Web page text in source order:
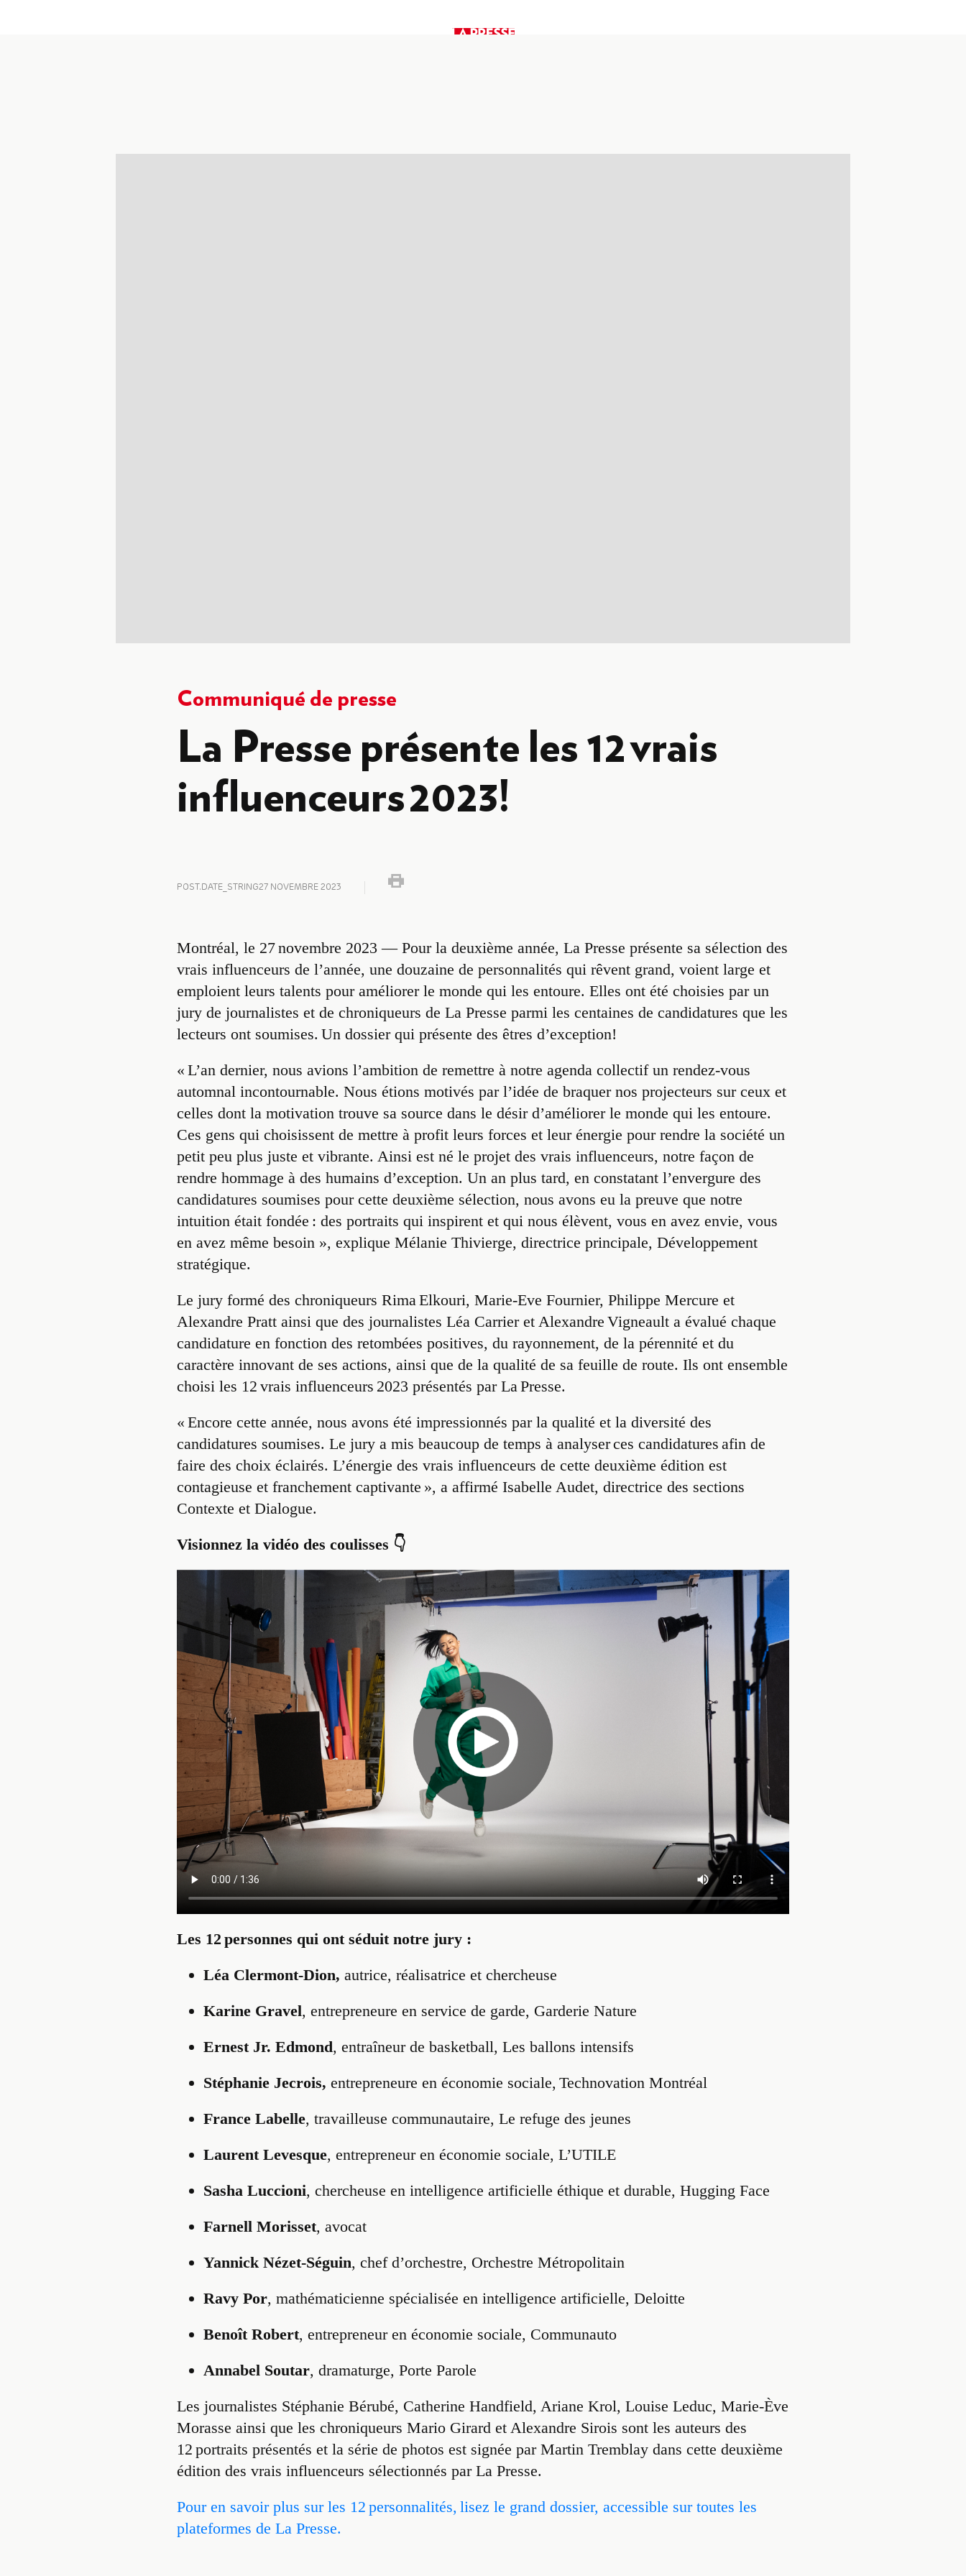
Communiqué de presse
La Presse présente les 12 vrais
influenceurs 2023!
POST.DATE_STRING27 NOVEMBRE 2023
Montréal, le 27 novembre 2023 — Pour la deuxième année, La Presse présente sa sélection des
vrais influenceurs de l’année, une douzaine de personnalités qui rêvent grand, voient large et
emploient leurs talents pour améliorer le monde qui les entoure. Elles ont été choisies par un
jury de journalistes et de chroniqueurs de La Presse parmi les centaines de candidatures que les
lecteurs ont soumises. Un dossier qui présente des êtres d’exception!
« L’an dernier, nous avions l’ambition de remettre à notre agenda collectif un rendez-vous
automnal incontournable. Nous étions motivés par l’idée de braquer nos projecteurs sur ceux et
celles dont la motivation trouve sa source dans le désir d’améliorer le monde qui les entoure.
Ces gens qui choisissent de mettre à profit leurs forces et leur énergie pour rendre la société un
petit peu plus juste et vibrante. Ainsi est né le projet des vrais influenceurs, notre façon de
rendre hommage à des humains d’exception. Un an plus tard, en constatant l’envergure des
candidatures soumises pour cette deuxième sélection, nous avons eu la preuve que notre
intuition était fondée : des portraits qui inspirent et qui nous élèvent, vous en avez envie, vous
en avez même besoin », explique Mélanie Thivierge, directrice principale, Développement
stratégique.
Le jury formé des chroniqueurs Rima Elkouri, Marie-Eve Fournier, Philippe Mercure et
Alexandre Pratt ainsi que des journalistes Léa Carrier et Alexandre Vigneault a évalué chaque
candidature en fonction des retombées positives, du rayonnement, de la pérennité et du
caractère innovant de ses actions, ainsi que de la qualité de sa feuille de route. Ils ont ensemble
choisi les 12 vrais influenceurs 2023 présentés par La Presse.
« Encore cette année, nous avons été impressionnés par la qualité et la diversité des
candidatures soumises. Le jury a mis beaucoup de temps à analyser ces candidatures afin de
faire des choix éclairés. L’énergie des vrais influenceurs de cette deuxième édition est
contagieuse et franchement captivante », a affirmé Isabelle Audet, directrice des sections
Contexte et Dialogue.
Visionnez la vidéo des coulisses 👇
Les 12 personnes qui ont séduit notre jury :
Léa Clermont-Dion,autrice, réalisatrice et chercheuse
Karine Gravel, entrepreneure en service de garde, Garderie Nature
Ernest Jr. Edmond, entraîneur de basketball, Les ballons intensifs
Stéphanie Jecrois, entrepreneure en économie sociale, Technovation Montréal
France Labelle, travailleuse communautaire, Le refuge des jeunes
Laurent Levesque, entrepreneur en économie sociale, L’UTILE
Sasha Luccioni, chercheuse en intelligence artificielle éthique et durable, Hugging Face
Farnell Morisset, avocat
Yannick Nézet-Séguin, chef d’orchestre, Orchestre Métropolitain
Ravy Por, mathématicienne spécialisée en intelligence artificielle, Deloitte
Benoît Robert, entrepreneur en économie sociale, Communauto
Annabel Soutar, dramaturge, Porte Parole
Les journalistes Stéphanie Bérubé, Catherine Handfield, Ariane Krol, Louise Leduc, Marie-Ève
Morasse ainsi que les chroniqueurs Mario Girard et Alexandre Sirois sont les auteurs des
12 portraits présentés et la série de photos est signée par Martin Tremblay dans cette deuxième
édition des vrais influenceurs sélectionnés par La Presse.
Pour en savoir plus sur les 12 personnalités, lisez le grand dossier, accessible sur toutes les
plateformes de La Presse.